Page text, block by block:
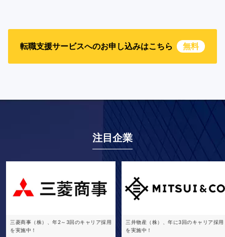
転職支援サービスへのお申し込みはこちら 無料
注目企業
三菱商事（株）、年2～3回のキャリア採用
を実施中！
三井物産（株）、年に3回のキャリア採用
を実施中！